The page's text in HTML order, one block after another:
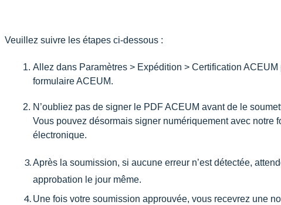
Veuillez suivre les étapes ci-dessous :
Allez dans Paramètres > Expédition > Certification ACEUM
formulaire ACEUM.
N’oubliez pas de signer le PDF ACEUM avant de le
Vous pouvez désormais signer numériquement avec notre
électronique.
Après la soumission, si aucune erreur n’est détectée,
approbation le jour même.
Une fois votre soumission approuvée, vous recevrez une